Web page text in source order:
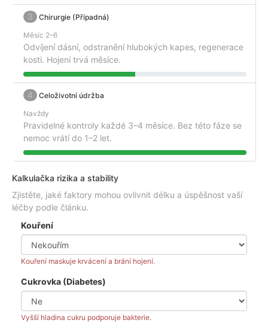
3
Chirurgie (Případná)
Měsíc 2–6
Odvíjení dásní, odstranění hlubokých kapes, regenerace
kosti. Hojení trvá měsíce.
4
Celoživotní údržba
Navždy
Pravidelné kontroly každé 3–4 měsíce. Bez této fáze se
nemoc vrátí do 1–2 let.
Kalkulačka rizika a stability
Zjistěte, jaké faktory mohou ovlivnit délku a úspěšnost vaší
léčby podle článku.
Kouření
Kouření maskuje krvácení a brání hojení.
Cukrovka (Diabetes)
Vyšší hladina cukru podporuje bakterie.